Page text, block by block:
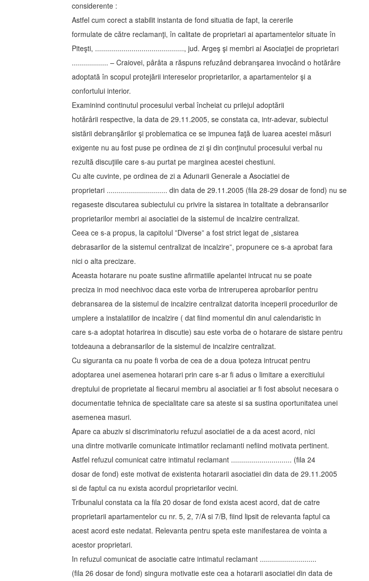
considerente :
Astfel cum corect a stabilit instanta de fond situatia de fapt, la cererile
formulate de către reclamanţi, în calitate de proprietari ai apartamentelor situate în
Piteşti, ............................................, jud. Argeş şi membri ai Asociaţiei de proprietari
.................. – Craiovei, pârâta a răspuns refuzând debranşarea invocând o hotărâre
adoptată în scopul protejării intereselor proprietarilor, a apartamentelor şi a
confortului interior.
Examinind continutul procesului verbal încheiat cu prilejul adoptării
hotărârii respective, la data de 29.11.2005, se constata ca, intr-adevar, subiectul
sistării debranşărilor şi problematica ce se impunea faţă de luarea acestei măsuri
exigente nu au fost puse pe ordinea de zi şi din conţinutul procesului verbal nu
rezultă discuţiile care s-au purtat pe marginea acestei chestiuni.
Cu alte cuvinte, pe ordinea de zi a Adunarii Generale a Asociatiei de
proprietari .............................. din data de 29.11.2005 (fila 28-29 dosar de fond) nu se
regaseste discutarea subiectului cu privire la sistarea in totalitate a debransarilor
proprietarilor membri ai asociatiei de la sistemul de incalzire centralizat.
Ceea ce s-a propus, la capitolul ”Diverse” a fost strict legat de „sistarea
debrasarilor de la sistemul centralizat de incalzire”, propunere ce s-a aprobat fara
nici o alta precizare.
Aceasta hotarare nu poate sustine afirmatiile apelantei intrucat nu se poate
preciza in mod neechivoc daca este vorba de intreruperea aprobarilor pentru
debransarea de la sistemul de incalzire centralizat datorita inceperii procedurilor de
umplere a instalatiilor de incalzire ( dat fiind momentul din anul calendaristic in
care s-a adoptat hotarirea in discutie) sau este vorba de o hotarare de sistare pentru
totdeauna a debransarilor de la sistemul de incalzire centralizat.
Cu siguranta ca nu poate fi vorba de cea de a doua ipoteza intrucat pentru
adoptarea unei asemenea hotarari prin care s-ar fi adus o limitare a exercitiului
dreptului de proprietate al fiecarui membru al asociatiei ar fi fost absolut necesara o
documentatie tehnica de specialitate care sa ateste si sa sustina oportunitatea unei
asemenea masuri.
Apare ca abuziv si discriminatoriu refuzul asociatiei de a da acest acord, nici
una dintre motivarile comunicate intimatilor reclamanti nefiind motivata pertinent.
Astfel refuzul comunicat catre intimatul reclamant .............................. (fila 24
dosar de fond) este motivat de existenta hotararii asociatiei din data de 29.11.2005
si de faptul ca nu exista acordul proprietarilor vecini.
Tribunalul constata ca la fila 20 dosar de fond exista acest acord, dat de catre
proprietarii apartamentelor cu nr. 5, 2, 7/A si 7/B, fiind lipsit de relevanta faptul ca
acest acord este nedatat. Relevanta pentru speta este manifestarea de vointa a
acestor proprietari.
In refuzul comunicat de asociatie catre intimatul reclamant ............................
(fila 26 dosar de fond) singura motivatie este cea a hotararii asociatiei din data de